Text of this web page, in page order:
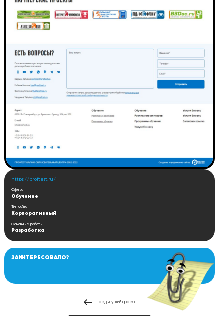
https://proftest.ru/
Сфера
Обучение
Тип сайта
Корпоративный
Основные работы
Разработка
ЗАИНТЕРЕСОВАЛО?
Предыдущий проект